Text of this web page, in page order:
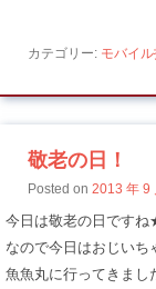
カテゴリー: モバイ
敬老の日！
Posted on 2013 年 9
今日は敬老の日です
なので今日はおじいち
魚魚丸に行ってきまし